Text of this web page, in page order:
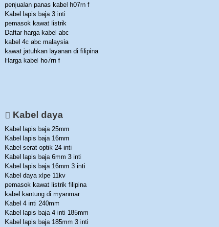
penjualan panas kabel h07rn f
Kabel lapis baja 3 inti
pemasok kawat listrik
Daftar harga kabel abc
kabel 4c abc malaysia
kawat jatuhkan layanan di filipina
Harga kabel ho7rn f
Kabel daya
Kabel lapis baja 25mm
Kabel lapis baja 16mm
Kabel serat optik 24 inti
Kabel lapis baja 6mm 3 inti
Kabel lapis baja 16mm 3 inti
Kabel daya xlpe 11kv
pemasok kawat listrik filipina
kabel kantung di myanmar
Kabel 4 inti 240mm
Kabel lapis baja 4 inti 185mm
Kabel lapis baja 185mm 3 inti